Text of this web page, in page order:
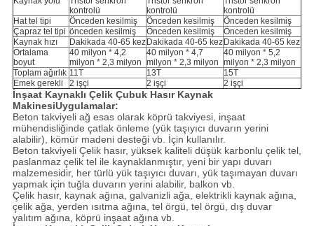
kontrolü
kontrolü
kontrolü
Hat tel tipi
Önceden kesilmiş Önceden kesilmiş
Önceden kesilmiş
Çapraz tel tipi önceden kesilmiş Önceden kesilmiş
Önceden kesilmiş
Kaynak hızı
Dakikada 40-65 kez Dakikada 40-65 kez Dakikada 40-65 kez
Ortalama
boyut
40 milyon * 4,2
milyon * 2,3 milyon
40 milyon * 4,7
milyon * 2,3 milyon
40 milyon * 5,2
milyon * 2,3 milyon
Toplam ağırlık 11T 13T
15T
Emek gerekli
2 işçi 2 işçi 2 işçi
İnşaat Kaynaklı Çelik Çubuk Hasır Kaynak
MakinesiUygulamalar:
Beton takviyeli ağ esas olarak köprü takviyesi, inşaat
mühendisliğinde çatlak önleme (yük taşıyıcı duvarın yerini
alabilir), kömür madeni desteği vb. İçin kullanılır.
Beton takviyeli Çelik hasır, yüksek kaliteli düşük karbonlu çelik tel,
paslanmaz çelik tel ile kaynaklanmıştır, yeni bir yapı duvarı
malzemesidir, her türlü yük taşıyıcı duvarı, yük taşımayan duvarı
yapmak için tuğla duvarın yerini alabilir, balkon vb.
Çelik hasır, kaynak ağına, galvanizli ağa, elektrikli kaynak ağına,
çelik ağa, yerden ısıtma ağına, tel örgü, tel örgü, dış duvar
yalıtım ağına, köprü inşaat ağına vb.